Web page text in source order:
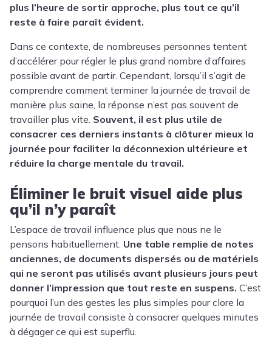
plus l’heure de sortir approche, plus tout ce qu’il
reste à faire paraît évident.
Dans ce contexte, de nombreuses personnes tentent
d’accélérer pour régler le plus grand nombre d’affaires
possible avant de partir. Cependant, lorsqu’il s’agit de
comprendre comment terminer la journée de travail de
manière plus saine, la réponse n’est pas souvent de
travailler plus vite. Souvent, il est plus utile de
consacrer ces derniers instants à clôturer mieux la
journée pour faciliter la déconnexion ultérieure et
réduire la charge mentale du travail.
Éliminer le bruit visuel aide plus
qu’il n’y paraît
L’espace de travail influence plus que nous ne le
pensons habituellement. Une table remplie de notes
anciennes, de documents dispersés ou de matériels
qui ne seront pas utilisés avant plusieurs jours peut
donner l’impression que tout reste en suspens. C’est
pourquoi l’un des gestes les plus simples pour clore la
journée de travail consiste à consacrer quelques minutes
à dégager ce qui est superflu.